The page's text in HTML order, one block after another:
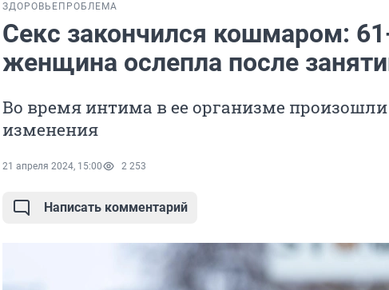
ЗДОРОВЬЕ ПРОБЛЕМА
Секс закончился кошмаром:
женщина ослепла после
Во время интима в ее организме произошли
изменения
21 апреля 2024, 15:00 2 253
Написать комментарий